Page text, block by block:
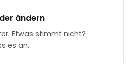
ändern
Etwas stimmt nicht?
es an.